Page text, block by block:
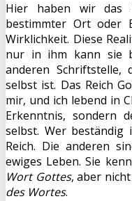
Hier haben wir das
bestimmter Ort oder
Wirklichkeit. Diese
nur in ihm kann sie
anderen
selbst ist. Das Reich
mir, und ich lebend in
Erkenntnis, sondern
selbst. Wer
Reich. Die anderen
ewiges Leben. Sie
Wort Gottes, aber
des Wortes.